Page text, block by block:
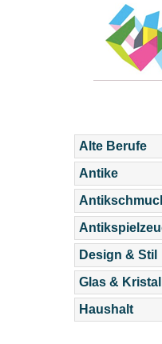
Alte Berufe
Antike
Design & Stil
Glas & Kristall
Haushalt